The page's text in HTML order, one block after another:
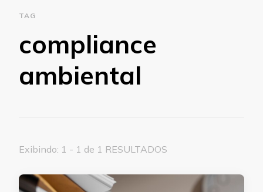
TAG
compliance
ambiental
Exibindo: 1 - 1 de 1 RESULTADOS